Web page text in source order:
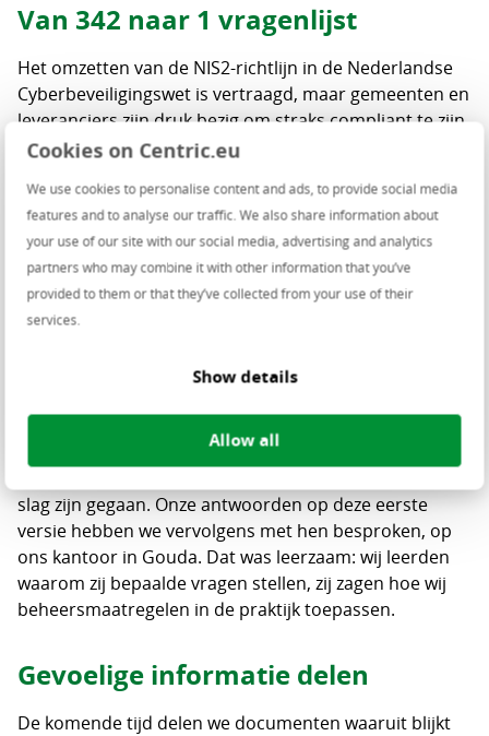
Cookies on Centric.eu
We use cookies to personalise content and ads, to provide social media
features and to analyse our traffic. We also share information about
your use of our site with our social media, advertising and analytics
partners who may combine it with other information that you’ve
provided to them or that they’ve collected from your use of their
services.
Show details
Allow all
Van 342 naar 1 vragenlijst
Het omzetten van de NIS2-richtlijn in de Nederlandse
Cyberbeveiligingswet is vertraagd, maar gemeenten en
leveranciers zijn druk bezig om straks compliant te zijn.
Wij merkten dat gemeenten ons allemaal afzonderlijk
van onze producten hebben geregeld. De
Informatiebeveiligingsdienst (IBD) zag dat ook en
besloot met gemeenten, via de
Gebruikersverenigingen, en leveranciers als Centric
een pilot te starten om dit te bundelen. Die pilot heet
Samen Controleren.
We zijn nu met elkaar bezig om dit concreet in te
Privacy officers, security officers, CISO’s en de IBD
slag zijn gegaan. Onze antwoorden op deze eerste
versie hebben we vervolgens met hen besproken, op
ons kantoor in Gouda. Dat was leerzaam: wij leerden
waarom zij bepaalde vragen stellen, zij zagen hoe wij
beheersmaatregelen in de praktijk toepassen.
Gevoelige informatie delen
De komende tijd delen we documenten waaruit blijkt